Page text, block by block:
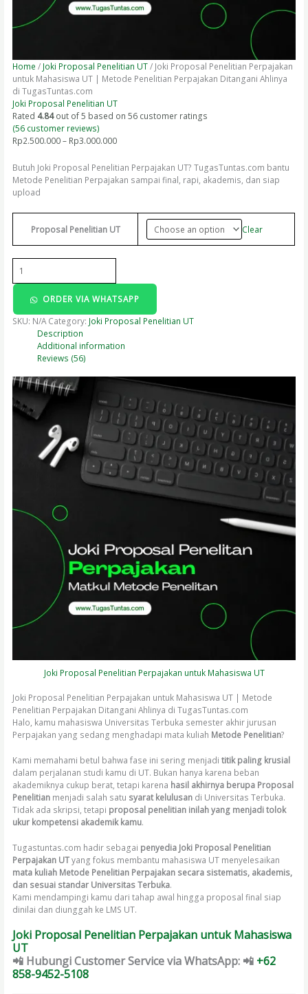
Home / Joki Proposal Penelitian UT/ Joki Proposal Penelitian Perpajakan
untuk Mahasiswa UT | Metode Penelitian Perpajakan Ditangani Ahlinya
di TugasTuntas.com
Joki Proposal Penelitian UT
Rated 4.84out of 5 based on56 customer ratings
(56 customer reviews)
Rp2.500.000 – Rp3.000.000
Butuh Joki Proposal Penelitian Perpajakan UT? TugasTuntas.com bantu
Metode Penelitian Perpajakan sampai final, rapi, akademis, dan siap
upload
Proposal Penelitian UT Clear
ORDER VIA WHATSAPP
SKU: N/A Category: Joki Proposal Penelitian UT
Description
Additional information
Reviews (56)
Joki Proposal Penelitian Perpajakan untuk Mahasiswa UT
Joki Proposal Penelitian Perpajakan untuk Mahasiswa UT | Metode
Penelitian Perpajakan Ditangani Ahlinya di TugasTuntas.com
Halo, kamu mahasiswa Universitas Terbuka semester akhir jurusan
Perpajakan yang sedang menghadapi mata kuliah Metode Penelitian?
Kami memahami betul bahwa fase ini sering menjadititik paling krusial
dalam perjalanan studi kamu di UT. Bukan hanya karena beban
akademiknya cukup berat, tetapi karena hasil akhirnya berupa Proposal
Penelitian menjadi salah satu syarat kelulusan di Universitas Terbuka.
Tidak ada skripsi, tetapi proposal penelitian inilah yang menjadi tolok
ukur kompetensi akademik kamu.
Tugastuntas.com hadir sebagai penyedia Joki Proposal Penelitian
Perpajakan UTyang fokus membantu mahasiswa UT menyelesaikan
mata kuliah Metode Penelitian Perpajakan secara sistematis, akademis,
dan sesuai standar Universitas Terbuka.
Kami mendampingi kamu dari tahap awal hingga proposal final siap
dinilai dan diunggah ke LMS UT.
Joki Proposal Penelitian Perpajakan untuk Mahasiswa
UT
📲 Hubungi Customer Servicevia WhatsApp: 📲 +62
858-9452-5108